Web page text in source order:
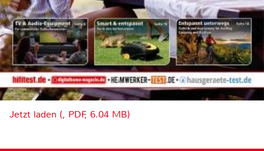
Jetzt laden (, PDF, 6.04 MB)